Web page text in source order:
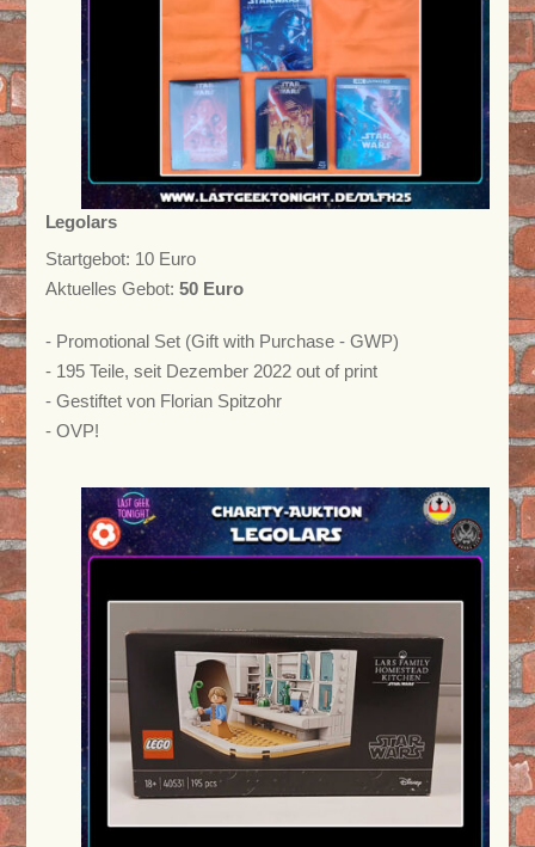
Legolars
Startgebot: 10 Euro
Aktuelles Gebot: 50 Euro
- Promotional Set (Gift with Purchase - GWP)
- 195 Teile, seit Dezember 2022 out of print
- Gestiftet von Florian Spitzohr
- OVP!